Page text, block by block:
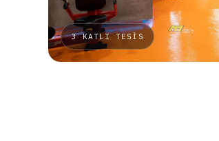
3 KATLI TESİS